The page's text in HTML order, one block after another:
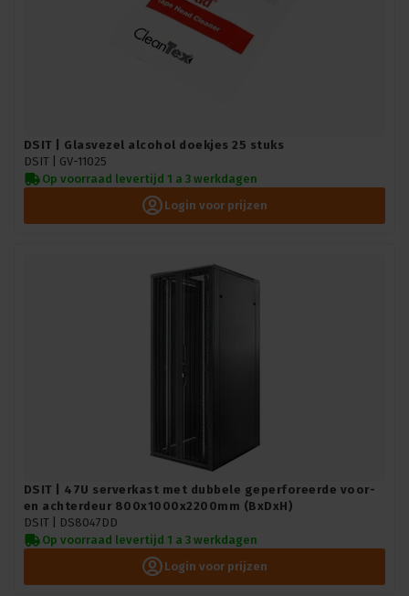
DSIT | Glasvezel alcohol doekjes 25 stuks
DSIT | GV-11025
Op voorraad levertijd 1 a 3 werkdagen
Login voor prijzen
DSIT | 47U serverkast met dubbele geperforeerde voor-
en achterdeur 800x1000x2200mm (BxDxH)
DSIT |
DS8047DD
Op voorraad levertijd 1 a 3 werkdagen
Login voor prijzen